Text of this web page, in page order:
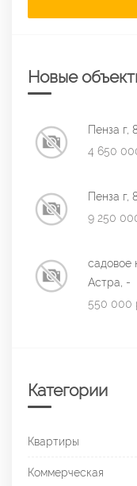
Новые
Пенза г,
4 650
Пенза г,
9 250
садовое
Астра, -
550 000
Категории
Квартиры
Коммерческая